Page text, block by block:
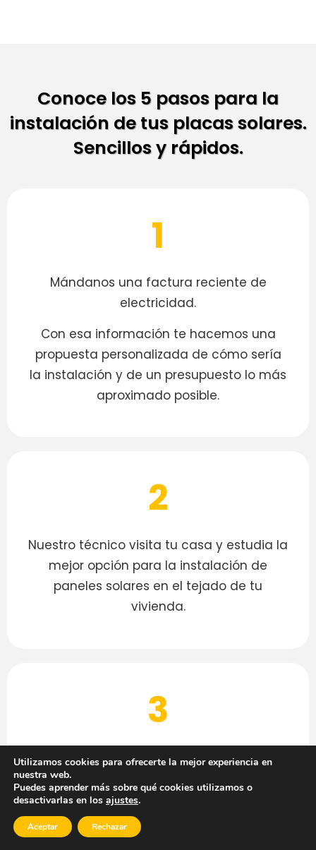
Conoce los 5 pasos para la
instalación de tus placas solares.
Sencillos y rápidos.
1
Mándanos una factura reciente de
electricidad.
Con esa información te hacemos una
propuesta personalizada de cómo sería
la instalación y de un presupuesto lo más
aproximado posible.
2
Nuestro técnico visita tu casa y estudia la
mejor opción para la instalación de
paneles solares en el tejado de tu
vivienda.
3
Con el informe del técnico, te enviamos
la mejor propuesta para tu hogar con el
presupuesto exacto.
Si estás de acuerdo, gestionamos las
Utilizamos cookies para ofrecerte la mejor experiencia en
nuestra web.
Puedes aprender más sobre qué cookies utilizamos o
desactivarlas en los ajustes.
Aceptar Rechazar